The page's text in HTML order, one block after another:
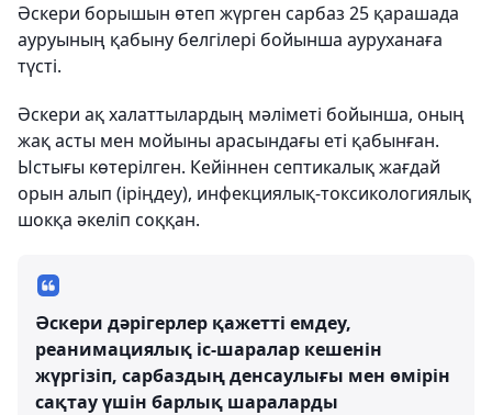
Әскери борышын өтеп жүрген сарбаз 25 қарашада
ауруының қабыну белгілері бойынша ауруханаға
түсті.
Әскери ақ халаттылардың мәліметі бойынша, оның
жақ асты мен мойыны арасындағы еті қабынған.
Ыстығы көтерілген. Кейіннен септикалық жағдай
орын алып (іріңдеу), инфекциялық-токсикологиялық
шокқа әкеліп соққан.
Әскери дәрігерлер қажетті емдеу,
реанимациялық іс-шаралар кешенін
жүргізіп, сарбаздың денсаулығы мен өмірін
сақтау үшін барлық шараларды